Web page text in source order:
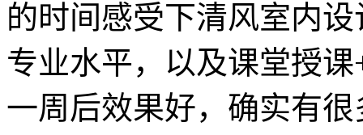
的时间感受下清风室内
专业水平，以及课堂授
一周后效果好，确实有